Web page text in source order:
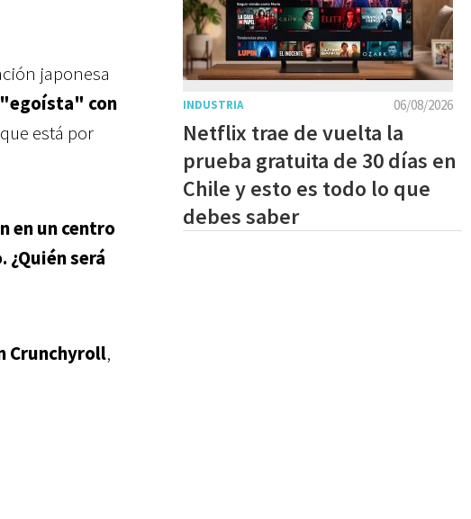
japonesa
"egoísta" con
está por
en un centro
¿Quién será
Crunchyroll,
06/08/2026
INDUSTRIA
Netflix trae de vuelta la
prueba gratuita de 30 días en
Chile y esto es todo lo que
debes saber